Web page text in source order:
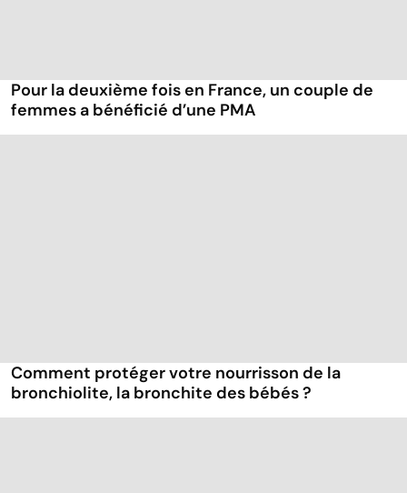
Pour la deuxième fois en France, un couple de
femmes a bénéficié d’une PMA
Comment protéger votre nourrisson de la
bronchiolite, la bronchite des bébés ?